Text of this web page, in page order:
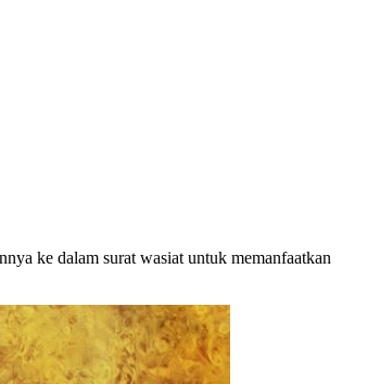
ke dalam surat wasiat untuk memanfaatkan